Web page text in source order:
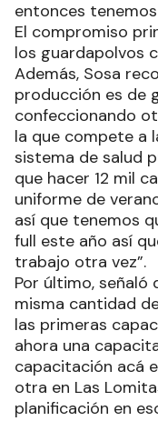
entonces
El compromiso
los guardapolvos
Además, Sosa
producción es de
confeccionando
la que compete a
sistema de salud
que hacer 12 mil
uniforme de
así que tenemos
full este año así
trabajo otra vez”.
Por último, señaló
misma cantidad
las primeras
ahora una
capacitación acá
otra en Las
planificación en